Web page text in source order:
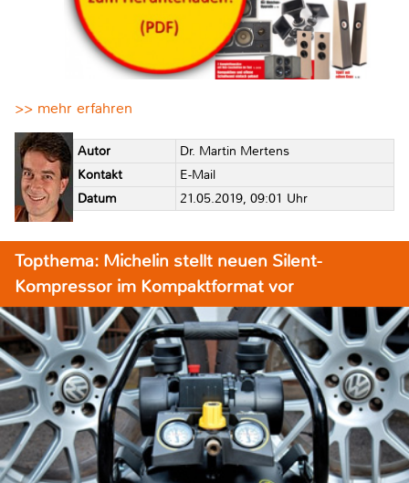
>> mehr erfahren
Autor
Dr. Martin Mertens
Kontakt
E-Mail
Datum
21.05.2019, 09:01 Uhr
Topthema: Michelin stellt neuen Silent-
Kompressor im Kompaktformat vor